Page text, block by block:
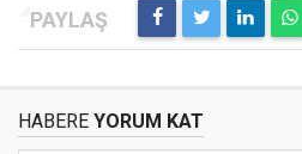
HABERE YORUM KAT